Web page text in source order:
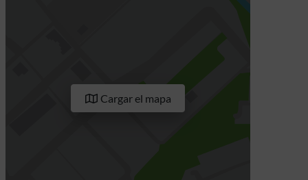
Cargar el mapa